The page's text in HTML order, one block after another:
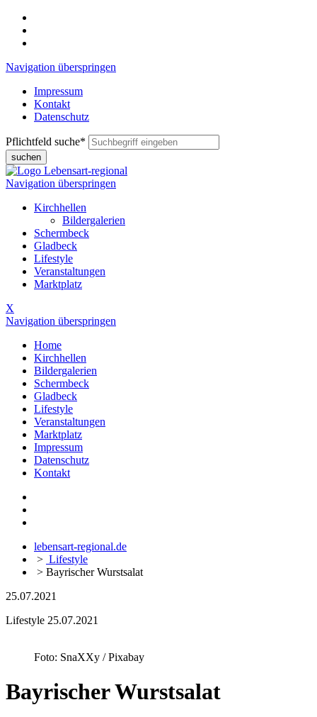
Navigation überspringen
Impressum
Kontakt
Datenschutz
Pflichtfeld suche*
suchen
Navigation überspringen
Kirchhellen
Bildergalerien
Schermbeck
Gladbeck
Lifestyle
Veranstaltungen
Marktplatz
X
Navigation überspringen
Home
Kirchhellen
Bildergalerien
Schermbeck
Gladbeck
Lifestyle
Veranstaltungen
Marktplatz
Impressum
Datenschutz
Kontakt
lebensart-regional.de
> Lifestyle
> Bayrischer Wurstsalat
25.07.2021
Lifestyle 25.07.2021
Foto: SnaXXy / Pixabay
Bayrischer Wurstsalat